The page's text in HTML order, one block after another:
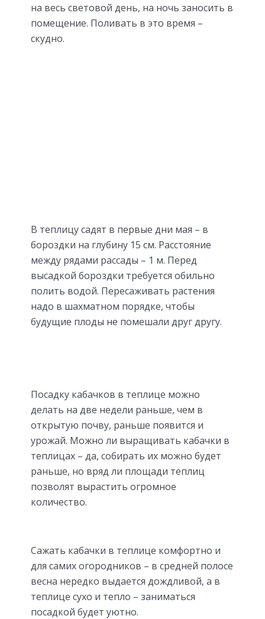
на весь световой день, на ночь заносить в
помещение. Поливать в это время –
скудно.
В теплицу садят в первые дни мая – в
бороздки на глубину 15 см. Расстояние
между рядами рассады – 1 м. Перед
высадкой бороздки требуется обильно
полить водой. Пересаживать растения
надо в шахматном порядке, чтобы
будущие плоды не помешали друг другу.
Посадку кабачков в теплице можно
делать на две недели раньше, чем в
открытую почву, раньше появится и
урожай. Можно ли выращивать кабачки в
теплицах – да, собирать их можно будет
раньше, но вряд ли площади теплиц
позволят вырастить огромное
количество.
Сажать кабачки в теплице комфортно и
для самих огородников – в средней полосе
весна нередко выдается дождливой, а в
теплице сухо и тепло – заниматься
посадкой будет уютно.